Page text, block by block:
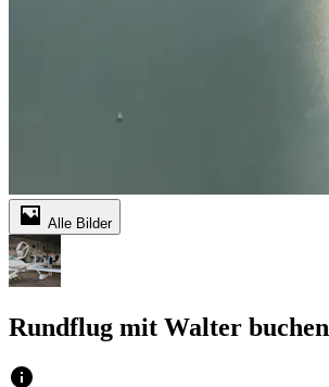
Alle Bilder
Rundflug mit Walter buchen